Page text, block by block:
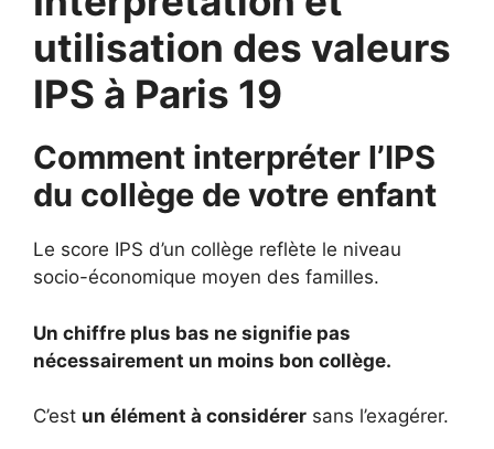
utilisation des valeurs
IPS à Paris 19
Comment interpréter l’IPS
du collège de votre enfant
Le score IPS d’un collège reflète le niveau
socio-économique moyen des familles.
Un chiffre plus bas ne signifie pas
nécessairement un moins bon collège.
C’est un élément à considérer sans l’exagérer.